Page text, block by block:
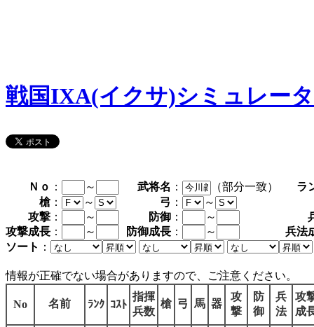
戦国IXA(イクサ)シミュレー
Ｎｏ ： ～ 武将名 ： （部分一致）
ラ
槍 ： ～ 弓 ：
～
攻撃 ： ～ 防御 ： ～
攻撃成長 ： ～ 防御成長 ： ～
兵法
ソート ：
情報が正確でない場合がありますので、ご注意ください。
No 名前 ﾗﾝｸ ｺｽﾄ
指揮
兵数
槍 弓 馬 器
攻
撃
防
御
兵
法
攻
成